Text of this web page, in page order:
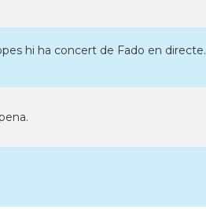
hi ha concert de Fado en directe.